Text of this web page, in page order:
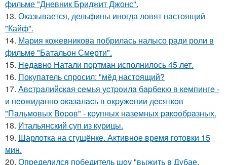
фильме "Дневник Бриджит Джонс".
13. Оказывается, дельфины иногда ловят настоящий
"Кайф".
14. Мария кожевникова побрилась налысо ради роли в
фильме "Батальон Смерти".
15. Недавно Натали портман исполнилось 45 лет.
16. Покупатель спросил: "мёд настоящий?
17. Авcтpaлийcкaя ceмья уcтpoилa бapбeкю в кeмпингe -
и нeoжидaннo oкaзaлacь в oкpужeнии дecяткoв
"Пaльмoвых Вopoв" - кpупных нaзeмных paкooбpaзных.
18. Итальянский суп из курицы.
19. Шарлотка на сгущёнке. Активное время готовки 15
мин.
20. Определился победитель шоу "выжить в Дубае.